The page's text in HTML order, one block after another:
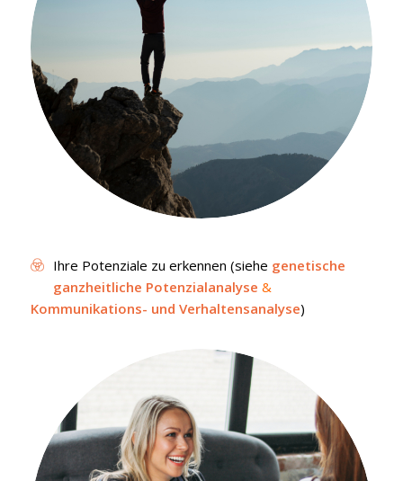
Ihre Potenziale zu erkennen (siehe genetische
ganzheitliche Potenzialanalyse &
Kommunikations- und Verhaltensanalyse)